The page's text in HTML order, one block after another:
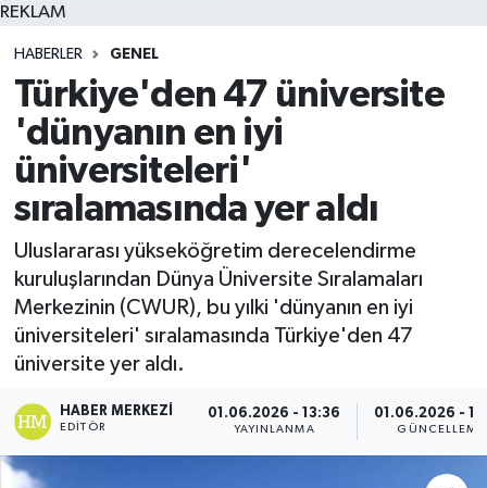
REKLAM
HABERLER GENEL
Türkiye'den 47 üniversite
'dünyanın en iyi
üniversiteleri'
sıralamasında yer aldı
Uluslararası yükseköğretim derecelendirme
kuruluşlarından Dünya Üniversite Sıralamaları
Merkezinin (CWUR), bu yılki 'dünyanın en iyi
üniversiteleri' sıralamasında Türkiye'den 47
üniversite yer aldı.
HABER MERKEZI
EDITÖR
01.06.2026 - 13:36
YAYINLANMA
01.06.2026 -
GÜNCELLEME